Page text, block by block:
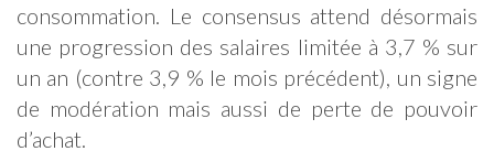
consommation. Le consensus attend désormais
une progression des salaires limitée à 3,7 % sur
un an (contre 3,9 % le mois précédent), un signe
de modération mais aussi de perte de pouvoir
d’achat.